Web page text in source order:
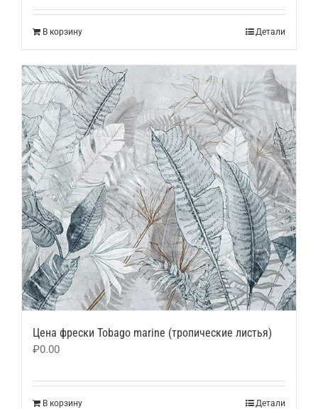
В корзину Детали
Цена фрески Tobago marine (тропические листья)
₽0.00
В корзину Детали